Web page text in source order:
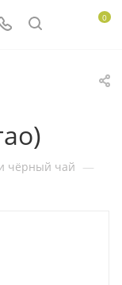
0
чёрный чай —